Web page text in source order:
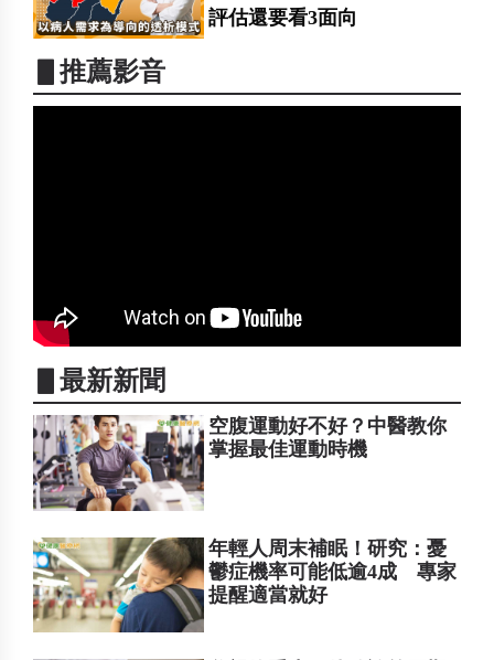
評估還要看3面向
▋推薦影音
▋最新新聞
空腹運動好不好？中醫教你
掌握最佳運動時機
年輕人周末補眠！研究：憂
鬱症機率可能低逾4成 專家
提醒適當就好